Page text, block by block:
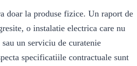
doar la produse fizice. Un raport de
o instalatie electrica care nu
un serviciu de curatenie
specificatiile contractuale sunt